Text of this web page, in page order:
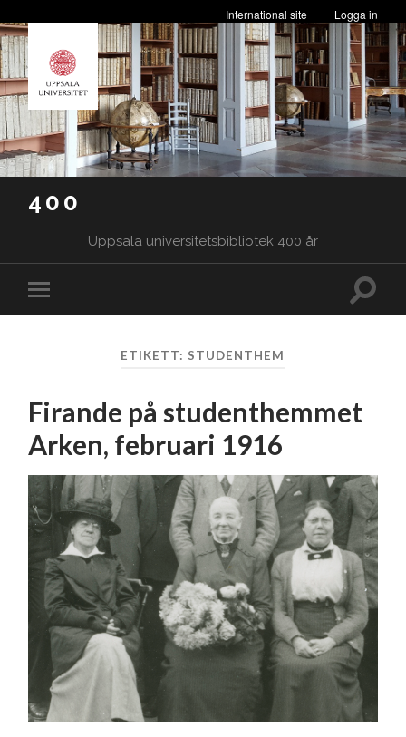
Logga in
International site
400
Uppsala universitetsbibliotek 400 år
på/av
Slå
ETIKETT: STUDENTHEM
Firande på studenthemmet
Arken, februari 1916